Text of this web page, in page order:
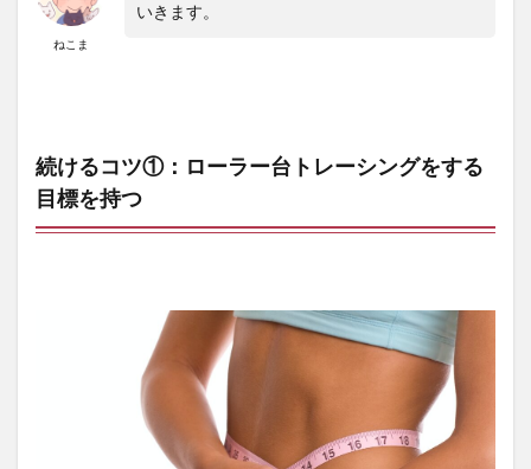
ねこま
いきます。
続けるコツ①：ローラー台トレーシングをする
目標を持つ